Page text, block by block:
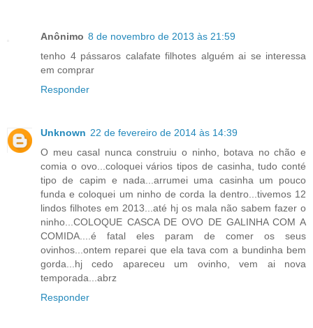
Anônimo 8 de novembro de 2013 às 21:59
tenho 4 pássaros calafate filhotes alguém ai se interessa
em comprar
Responder
Unknown 22 de fevereiro de 2014 às 14:39
O meu casal nunca construiu o ninho, botava no chão e
comia o ovo...coloquei vários tipos de casinha, tudo conté
tipo de capim e nada...arrumei uma casinha um pouco
funda e coloquei um ninho de corda la dentro...tivemos 12
lindos filhotes em 2013...até hj os mala não sabem fazer o
ninho...COLOQUE CASCA DE OVO DE GALINHA COM A
COMIDA....é fatal eles param de comer os seus
ovinhos...ontem reparei que ela tava com a bundinha bem
gorda...hj cedo apareceu um ovinho, vem ai nova
temporada...abrz
Responder